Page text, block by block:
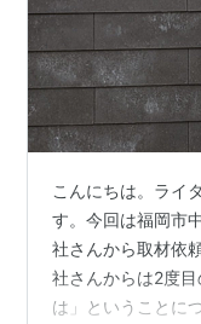
こんにちは。ライ
す。今回は福岡市
社さんから取材依
社さんからは2度
は」ということに